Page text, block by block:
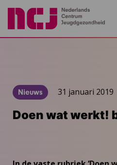
Nieuws 31 januari 2019
Doen wat werkt!